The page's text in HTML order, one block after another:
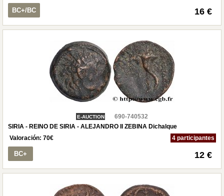
BC+/BC 16 €
E-AUCTION
690-740532
SIRIA - REINO DE SIRIA - ALEJANDRO II ZEBINA Dichalque
Valoración: 70€ 4 participantes
BC+ 12 €